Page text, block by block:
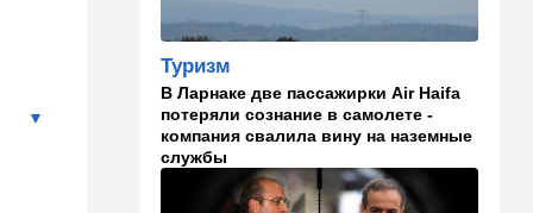
Ближний Восток
Вывести войска: ливанцы
уповают на будущие
израильские выборы
21:45 Мнения
И еще про Иран…
Туризм
В Ларнаке две пассажирки Air Haifa
потеряли сознание в самолете -
компания свалила вину на наземные
службы